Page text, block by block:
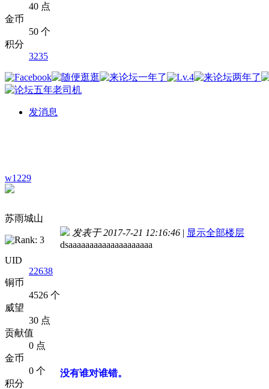
40 点
金币
50 个
积分
3235
发消息
w1229
苏雨城山
UID
22638
铜币
4526 个
威望
30 点
贡献值
0 点
金币
0 个
积分
发表于 2017-7-21 12:16:46 | 显示全部楼层
dsaaaaaaaaaaaaaaaaaaaa
没有谁对谁错。